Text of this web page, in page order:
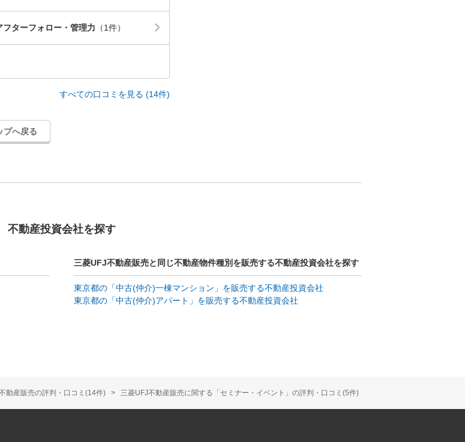
フターフォロー・管理力 （1件）
すべての口コミを見る (14件)
プへ戻る
不動産投資会社を探す
三菱UFJ不動産販売と同じ不動産物件種別を販売する不動産投資会社を探す
東京都の「中古(仲介)一棟マンション」を販売する不動産投資会社
東京都の「中古(仲介)アパート」を販売する不動産投資会社
動産販売の評判・口コミ(14件) 三菱UFJ不動産販売に関する「セミナー・イベント」の評判・口コミ(5件)